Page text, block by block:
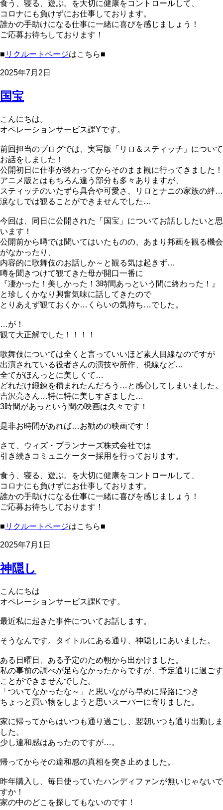
食う、寝る、遊ぶ。を大切に健康をコントロールして、
コロナにも負けずにお仕事しております。
誰かの手助けになる仕事に一緒に喜びを感じましょう！
ご応募お待ちしております！
■ リクルートページはこちら■
2025年7月2日
国宝
こんにちは。
オペレーションサービス課Yです。
前回担当のブログでは、実写版「リロ＆スティッチ」について
お話をしました！
公開初日に仕事が終わってからそのまま観に行ってきました！
アニメ版とはもちろん違う部分も多々ありますが、
スティッチのいたずら具合や可愛さ、リロとナニの家族の絆…
涙なしでは観ることができませんでした…
今回は、同日に公開された「国宝」についてお話ししたいと思
います！
公開前から噂では聞いてはいたものの、あまり邦画を観る機会
がなかったり、
内容的に歌舞伎のお話しか～と観る気は起きず…
噂を聞きつけて観てきた母が開口一番に
『凄かった！美しかった！3時間あっという間に終わった！』
と珍しくかなり興奮気味に話してきたので
とりあえず観ておくか…くらいの気持ち…でした。
…が！
観て大正解でした！！！！
歌舞伎については全くと言っていいほど素人目線なのですが
出演されている役者さんの演技や所作、視線など…
全てがほんっとに美しくて…
どれだけ鍛錬を積まれたんだろう…と感心してしまいました。
吉沢亮さん…特に特に美しすぎました…
3時間があっという間の映画は久々です！
是非お時間があれば…お勧めの映画です！
さて、ウィズ・プランナーズ株式会社では
引き続きコミュニケーター採用を行っております。
食う、寝る、遊ぶ。を大切に健康をコントロールして、
コロナにも負けずにお仕事しております。
誰かの手助けになる仕事に一緒に喜びを感じましょう！
ご応募お待ちしております！
■ リクルートページはこちら■
2025年7月1日
神隠し
こんにちは
オペレーションサービス課Kです。
最近私に起きた事件についてお話します。
そうなんです。タイトルにある通り、神隠しにあいました。
ある日曜日、ある予定のため朝から出かけました。
私の事前の調べが足らなかったからですが、予定通りに過ごす
ことができませんでした。
「ついてなかったな～」と思いながら早めに帰路につき
ちょっと買い物をしようと思いスーパーに寄りました。
家に帰ってからはいつも通り過ごし、翌朝いつも通り出勤しま
した。
少し違和感はあったのですが…。
帰ってからその違和感の真相を突き止めました。
昨年購入し、毎日使っていたハンディファンが無いじゃないで
すか！
家の中のどこを探してもないのです！